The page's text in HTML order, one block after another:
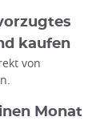
kaufen
von
Monat